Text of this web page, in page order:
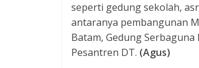
seperti gedung sekolah,
antaranya pembangunan
Batam, Gedung
Pesantren DT. (Agus)